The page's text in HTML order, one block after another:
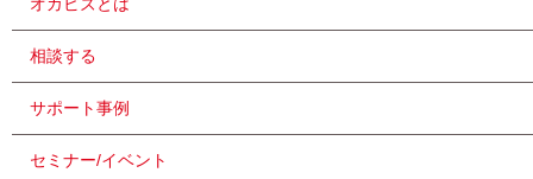
オカビズとは
相談する
サポート事例
セミナー/イベント